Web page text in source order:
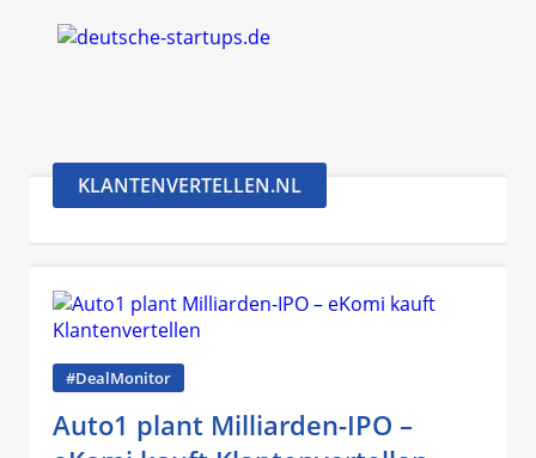
KLANTENVERTELLEN.NL
#DealMonitor
Auto1 plant Milliarden-IPO –